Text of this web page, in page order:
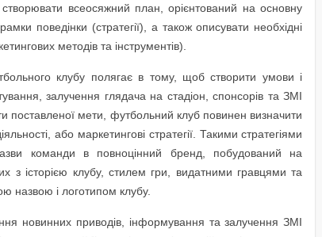
створювати всеосяжний план, орієнтований на основну
поведінки (стратегії), а також описувати необхідні
методів та інструментів).
клубу полягає в тому, щоб створити умови і
залучення глядача на стадіон, спонсорів та ЗМІ
поставленої мети, футбольний клуб повинен визначити
або маркетингові стратегії. Такими стратегіями
команди в повноцінний бренд, побудований на
з історією клубу, стилем гри, видатними гравцями та
назвою і логотипом клубу.
новинних приводів, інформування та залучення ЗМІ